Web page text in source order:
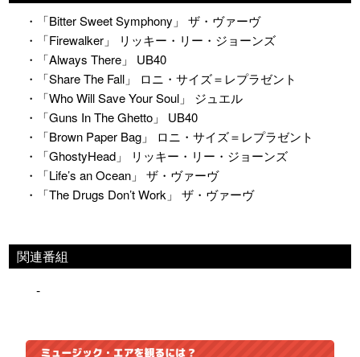
・「Bitter Sweet Symphony」 ザ・ヴァーヴ
・「Firewalker」 リッキー・リー・ジョーンズ
・「Always There」 UB40
・「Share The Fall」 ロニ・サイズ＝レプラゼント
・「Who Will Save Your Soul」 ジュエル
・「Guns In The Ghetto」 UB40
・「Brown Paper Bag」 ロニ・サイズ＝レプラゼント
・「GhostyHead」 リッキー・リー・ジョーンズ
・「Life’s an Ocean」 ザ・ヴァーヴ
・「The Drugs Don’t Work」 ザ・ヴァーヴ
関連番組
-